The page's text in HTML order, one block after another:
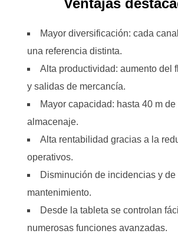
Mayor diversificación: cada
una referencia distinta.
Alta productividad: aumento del
y salidas de mercancía.
Mayor capacidad: hasta 40 m
almacenaje.
Alta rentabilidad gracias a la
operativos.
Disminución de incidencias y de
mantenimiento.
Desde la tableta se controlan
numerosas funciones avanzadas.